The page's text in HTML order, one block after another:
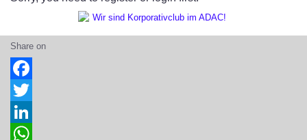
Share on
Facebook
Twitter
LinkedIn